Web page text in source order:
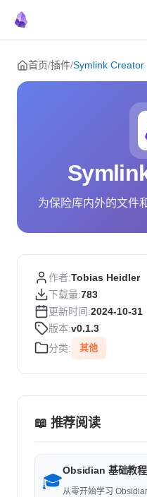
Skip to content
首页/插件/Symlink Creator
为保险库内外的文件
作者:Tobias Heidler
下载量:783
更新时间:2024-10-31
版本:v0.1.3
分类:
其他
📖 推荐阅读
🎓
Obsidian 基础教程
从零开始学习